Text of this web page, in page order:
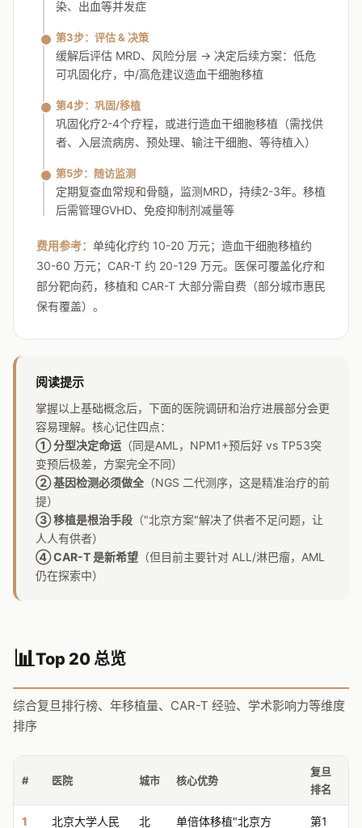
染、出血等并发症
第3步：评估 & 决策
缓解后评估 MRD、风险分层 → 决定后续方案：低危
可巩固化疗，中/高危建议造血干细胞移植
第4步：巩固/移植
巩固化疗2-4个疗程，或进行造血干细胞移植（需找供
者、入层流病房、预处理、输注干细胞、等待植入）
第5步：随访监测
定期复查血常规和骨髓，监测MRD，持续2-3年。移植
后需管理GVHD、免疫抑制剂减量等
费用参考： 单纯化疗约 10-20 万元；造血干细胞移植约
30-60 万元；CAR-T 约 20-129 万元。医保可覆盖化疗和
部分靶向药，移植和 CAR-T 大部分需自费（部分城市惠民
保有覆盖）。
阅读提示
掌握以上基础概念后，下面的医院调研和治疗进展部分会更
容易理解。核心记住四点：
① 分型决定命运 （同是AML，NPM1+预后好 vs TP53突
变预后极差，方案完全不同）
② 基因检测必须做全 （NGS 二代测序，这是精准治疗的前
提）
③ 移植是根治手段 （"北京方案"解决了供者不足问题，让
人人有供者）
④ CAR-T 是新希望 （但目前主要针对 ALL/淋巴瘤，AML
仍在探索中）
📊Top 20 总览
综合复旦排行榜、年移植量、CAR-T 经验、学术影响力等维度
排序
# 医院 城市 核心优势
复旦
排名
1 北京大学人民 北 单倍体移植"北京方 第1